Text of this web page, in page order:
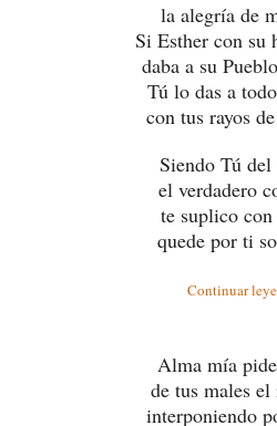
la alegría de
Si Esther con su
daba a su
Tú lo das a
con tus rayos
Siendo Tú
el verdadero
te suplico
quede por ti
Continuar
Alma mía
de tus males
interponiendo